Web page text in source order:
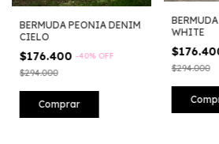
BERMUDA PEONIA DENIM
CIELO
$176.400 -40% OFF
$294.000
Comprar
WHITE
$294.000